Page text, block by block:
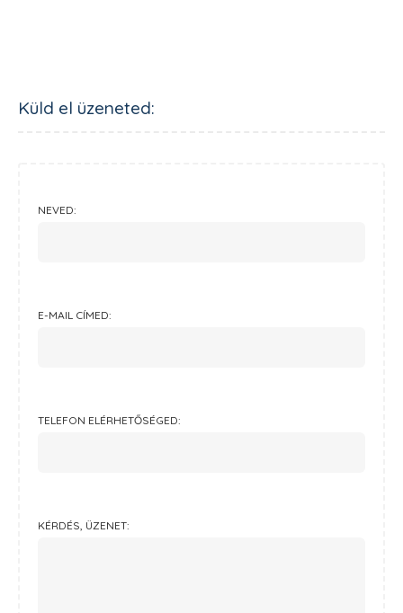
Küld el üzeneted:
NEVED:
E-MAIL CÍMED:
TELEFON ELÉRHETŐSÉGED:
KÉRDÉS, ÜZENET: